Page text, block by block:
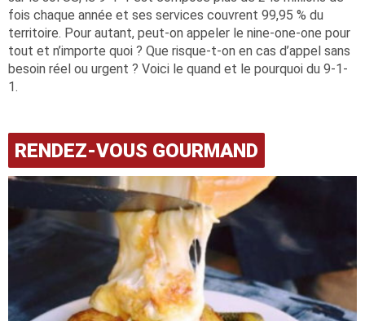
fois chaque année et ses services couvrent 99,95 % du
territoire. Pour autant, peut-on appeler le nine-one-one pour
tout et n’importe quoi ? Que risque-t-on en cas d’appel sans
besoin réel ou urgent ? Voici le quand et le pourquoi du 9-1-
1.
RENDEZ-VOUS GOURMAND